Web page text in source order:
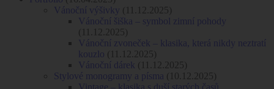
Vánoční výšivky (11.12.2025)
Vánoční šiška – symbol zimní pohody
(11.12.2025)
Vánoční zvoneček – klasika, která nikdy neztratí
kouzlo (11.12.2025)
Vánoční dárek (11.12.2025)
Stylové monogramy a písma (10.12.2025)
Vintage – klasika s duší starých časů